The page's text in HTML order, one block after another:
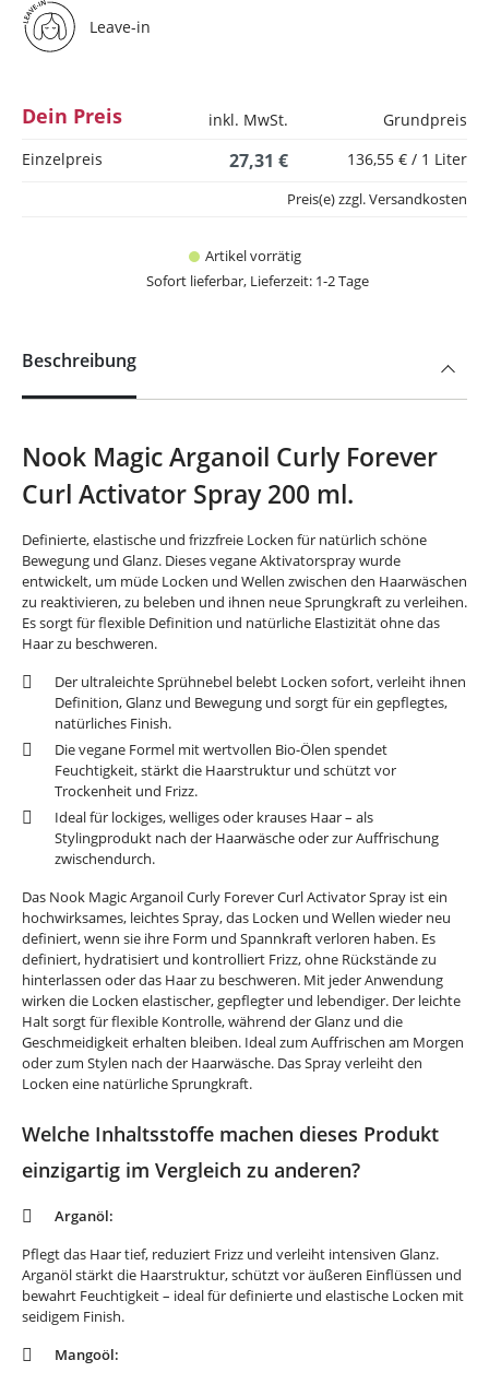
Leave-in
Dein Preis inkl. MwSt.
Grundpreis
Einzelpreis
27,31 € 136,55 € / 1 Liter
Artikel vorrätig
Sofort lieferbar, Lieferzeit: 1-2 Tage
Preis(e) zzgl. Versandkosten
Beschreibung
Nook Magic Arganoil Curly Forever
Curl Activator Spray 200 ml.
Definierte, elastische und frizzfreie Locken für natürlich schöne
Bewegung und Glanz. Dieses vegane Aktivatorspray wurde
entwickelt, um müde Locken und Wellen zwischen den Haarwäschen
zu reaktivieren, zu beleben und ihnen neue Sprungkraft zu verleihen.
Es sorgt für flexible Definition und natürliche Elastizität ohne das
Haar zu beschweren.
Der ultraleichte Sprühnebel belebt Locken sofort, verleiht ihnen
Definition, Glanz und Bewegung und sorgt für ein gepflegtes,
natürliches Finish.
Die vegane Formel mit wertvollen Bio-Ölen spendet
Feuchtigkeit, stärkt die Haarstruktur und schützt vor
Trockenheit und Frizz.
Ideal für lockiges, welliges oder krauses Haar – als
Stylingprodukt nach der Haarwäsche oder zur Auffrischung
zwischendurch.
Das Nook Magic Arganoil Curly Forever Curl Activator Spray ist ein
hochwirksames, leichtes Spray, das Locken und Wellen wieder neu
definiert, wenn sie ihre Form und Spannkraft verloren haben. Es
definiert, hydratisiert und kontrolliert Frizz, ohne Rückstände zu
hinterlassen oder das Haar zu beschweren. Mit jeder Anwendung
wirken die Locken elastischer, gepflegter und lebendiger. Der leichte
Halt sorgt für flexible Kontrolle, während der Glanz und die
Geschmeidigkeit erhalten bleiben. Ideal zum Auffrischen am Morgen
oder zum Stylen nach der Haarwäsche. Das Spray verleiht den
Locken eine natürliche Sprungkraft.
Welche Inhaltsstoffe machen dieses Produkt
einzigartig im Vergleich zu anderen?
Arganöl:
Pflegt das Haar tief, reduziert Frizz und verleiht intensiven Glanz.
Arganöl stärkt die Haarstruktur, schützt vor äußeren Einflüssen und
bewahrt Feuchtigkeit – ideal für definierte und elastische Locken mit
seidigem Finish.
Mangoöl: